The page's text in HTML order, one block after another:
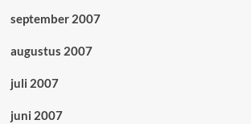
september 2007
augustus 2007
juli 2007
juni 2007